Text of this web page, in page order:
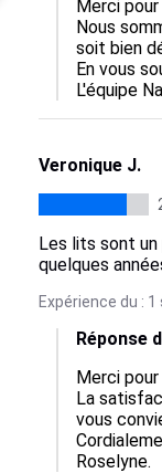
Merci
Nous
soit bien
En vous
L'équipe
Veronique J.
Les lits sont
quelques
Expérience du :
Réponse
Merci
La
vous
Roselyne.